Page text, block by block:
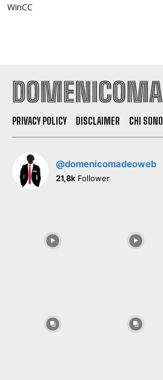
WinCC
PRIVACY POLICY DISCLAIMER CHI SONO
@domenicomadeoweb
21,8k Follower